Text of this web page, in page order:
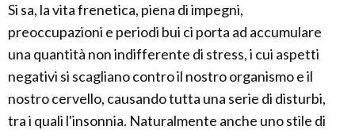
Si sa, la vita frenetica, piena di impegni,
preoccupazioni e periodi bui ci porta ad accumulare
una quantità non indifferente di stress, i cui aspetti
negativi si scagliano contro il nostro organismo e il
nostro cervello, causando tutta una serie di disturbi,
tra i quali l'insonnia. Naturalmente anche uno stile di